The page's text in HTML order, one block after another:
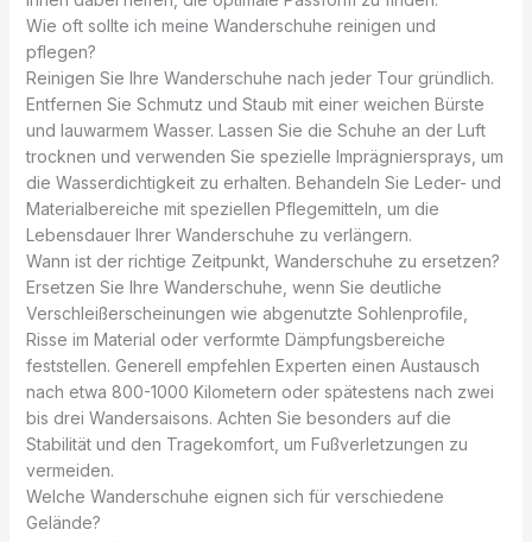
Wie oft sollte ich meine Wanderschuhe reinigen und
pflegen?
Reinigen Sie Ihre Wanderschuhe nach jeder Tour gründlich.
Entfernen Sie Schmutz und Staub mit einer weichen Bürste
und lauwarmem Wasser. Lassen Sie die Schuhe an der Luft
trocknen und verwenden Sie spezielle Imprägniersprays, um
die Wasserdichtigkeit zu erhalten. Behandeln Sie Leder- und
Materialbereiche mit speziellen Pflegemitteln, um die
Lebensdauer Ihrer Wanderschuhe zu verlängern.
Wann ist der richtige Zeitpunkt, Wanderschuhe zu ersetzen?
Ersetzen Sie Ihre Wanderschuhe, wenn Sie deutliche
Verschleißerscheinungen wie abgenutzte Sohlenprofile,
Risse im Material oder verformte Dämpfungsbereiche
feststellen. Generell empfehlen Experten einen Austausch
nach etwa 800-1000 Kilometern oder spätestens nach zwei
bis drei Wandersaisons. Achten Sie besonders auf die
Stabilität und den Tragekomfort, um Fußverletzungen zu
vermeiden.
Welche Wanderschuhe eignen sich für verschiedene
Gelände?